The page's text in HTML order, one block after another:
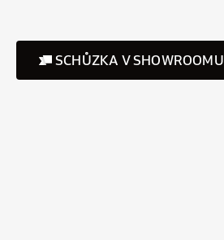
SCHŮZKA V SHOWROOMU